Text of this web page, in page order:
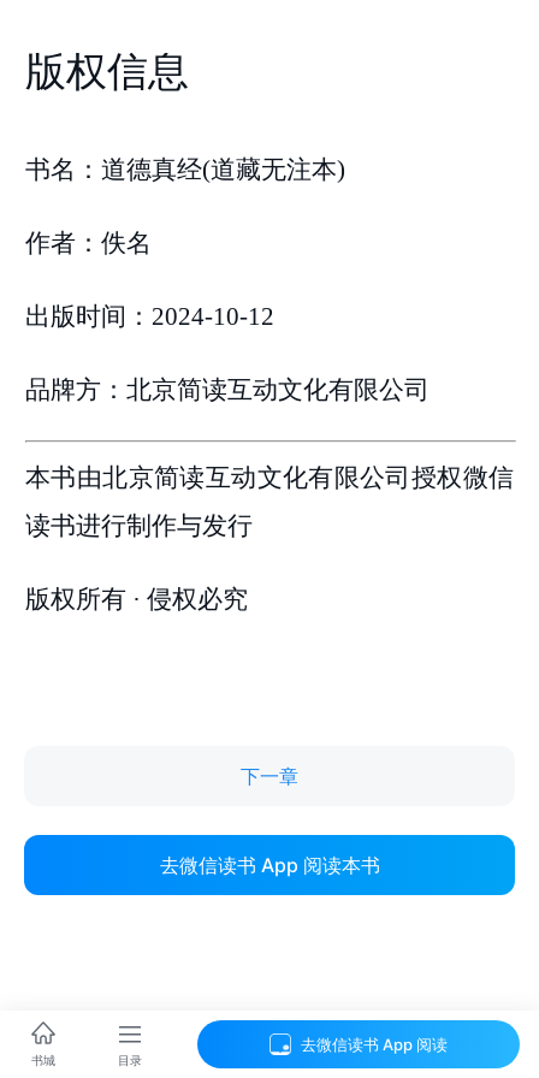
下一章
去微信读书 App 阅读本书
书城 目录
去微信读书 App 阅读